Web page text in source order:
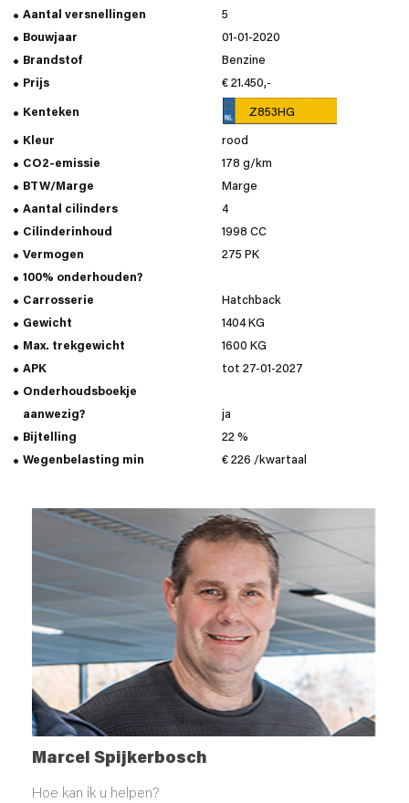
Aantal versnellingen
5
Bouwjaar
01-01-2020
Brandstof
Benzine
Prijs
€ 21.450,-
Kenteken Z853HG
Kleur
rood
CO2-emissie
178 g/km
BTW/Marge
Marge
Aantal cilinders
4
Cilinderinhoud
1998 CC
Vermogen
275 PK
100% onderhouden?
Carrosserie
Hatchback
Gewicht
1404 KG
Max. trekgewicht
1600 KG
APK
tot 27-01-2027
Onderhoudsboekje
aanwezig?
ja
Bijtelling
22 %
Wegenbelasting min
€ 226 /kwartaal
Marcel Spijkerbosch
Hoe kan ik u helpen?